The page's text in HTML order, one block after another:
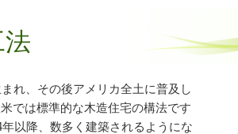
れ、その後アメリカ全土に普及し
では標準的な木造住宅の構法です
以降、数多く建築されるようにな